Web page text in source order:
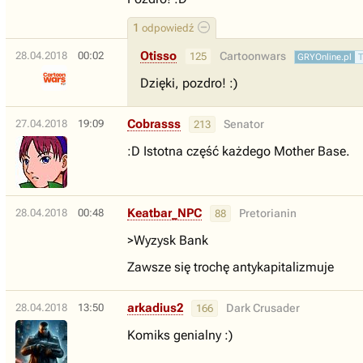
1 odpowiedź
28.04.2018 00:02 Otisso 125 Cartoonwars GRYOnline.pl
Dzięki, pozdro! :)
27.04.2018 19:09 Cobrasss 213 Senator
:D Istotna część każdego Mother Base.
28.04.2018 00:48 Keatbar_NPC 88 Pretorianin
>Wyzysk Bank
Zawsze się trochę antykapitalizmuje
28.04.2018 13:50 arkadius2 166 Dark Crusader
Komiks genialny :)